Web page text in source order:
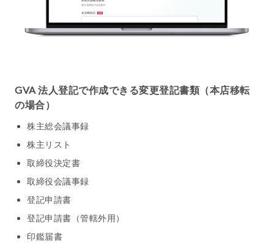
GVA 法人登記で作成できる変更登記書類（本店移転
の場合）
株主総会議事録
株主リスト
取締役決定書
取締役会議事録
登記申請書
登記申請書（管轄外用）
印鑑届書